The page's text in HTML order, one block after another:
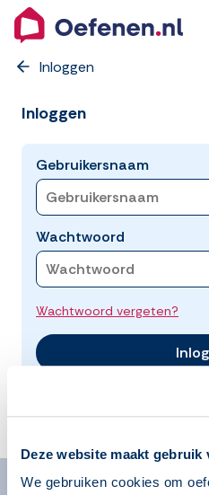
Deze website maakt gebruik
We gebruiken cookies om
Inloggen
Inloggen
Gebruikersnaam
Wachtwoord
Wachtwoord vergeten?